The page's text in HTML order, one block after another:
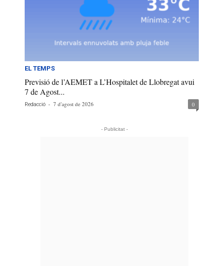
EL TEMPS
Previsió de l’AEMET a L’Hospitalet de Llobregat avui
7 de Agost...
Redacció - 7 d'agost de 2026 0
- Publicitat -